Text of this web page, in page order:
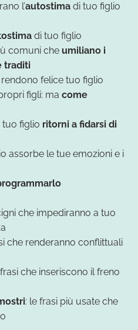
l’autostima di tuo figlio
di tuo figlio
comuni che umiliano i
traditi
felice tuo figlio
figli: ma come
tuo figlio ritorni a fidarsi di
assorbe le tue emozioni e i
che impediranno a tuo
che renderanno conflittuali
che inseriscono il freno
: le frasi più usate che